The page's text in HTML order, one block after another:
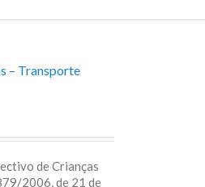
– Transporte
de Crianças
2006, de 21 de